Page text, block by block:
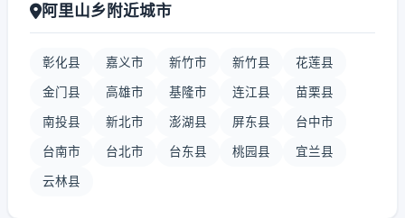
阿里山乡附近城市
彰化县 嘉义市 新竹市 新竹县 花莲县
金门县 高雄市 基隆市 连江县 苗栗县
南投县 新北市 澎湖县 屏东县 台中市
台南市 台北市 台东县 桃园县 宜兰县
云林县